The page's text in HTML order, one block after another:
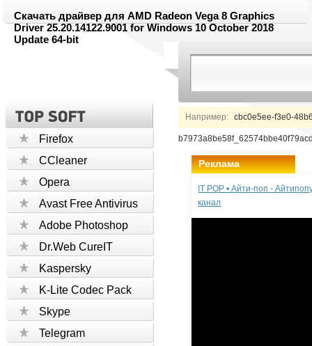
Скачать драйвер для AMD Radeon Vega 8 Graphics
Driver 25.20.14122.9001 for Windows 10 October 2018
Update 64-bit
Например: cbc0e5ee-f3e0-
Firefox
CCleaner
Opera
Avast Free Antivirus
Adobe Photoshop
Dr.Web CureIT
Kaspersky
K-Lite Codec Pack
Skype
Telegram
Реклама
IT POP • Айти-поп -
канал